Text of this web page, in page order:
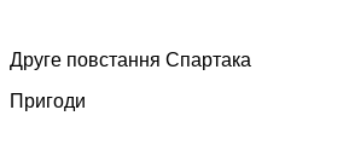
Друге повстання Спартака
Пригоди